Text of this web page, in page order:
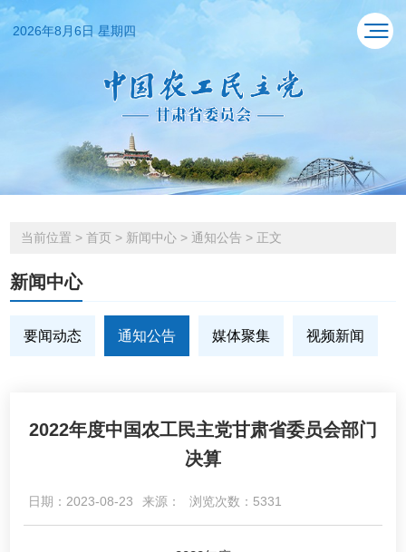
2026年8月6日 星期四
当前位置 > 首页 > 新闻中心 > 通知公告 > 正文
新闻中心
要闻动态 通知公告 媒体聚集 视频新闻
2022年度中国农工民主党甘肃省委员会部门
决算
日期：2023-08-23 来源： 浏览次数：5331